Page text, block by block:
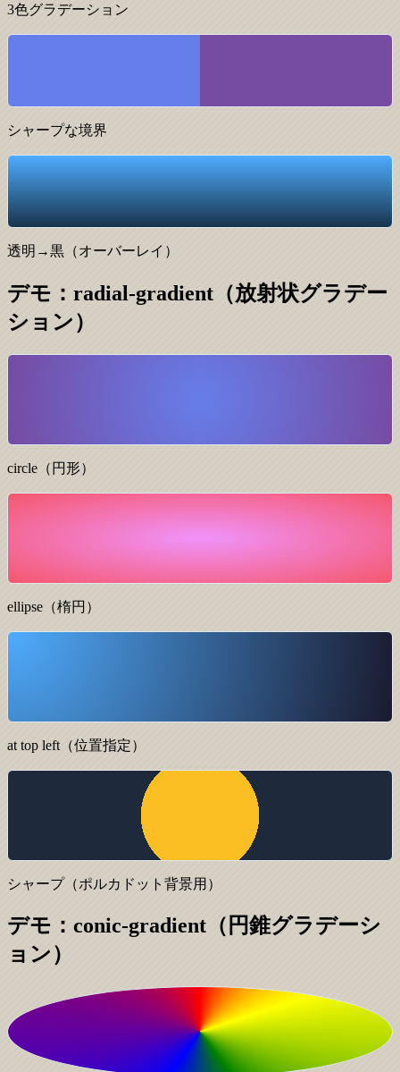
3色グラデーション
シャープな境界
透明→黒（オーバーレイ）
デモ：radial-gradient（放射状グラデー
ション）
circle（円形）
ellipse（楕円）
at top left（位置指定）
シャープ（ポルカドット背景用）
デモ：conic-gradient（円錐グラデーシ
ョン）